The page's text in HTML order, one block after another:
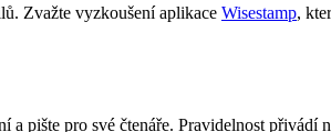
Zvažte vyzkoušení aplikace Wisestamp,
a pište pro své čtenáře. Pravidelnost